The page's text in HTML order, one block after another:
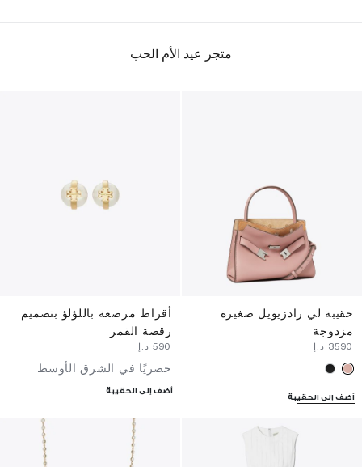
متجر عيد الأم الحب
حقيبة لي رادزيويل صغيرة
مزدوجة
أضف إلى الحقيبة
أقراط مرصعة باللؤلؤ بتصميم
رقصة القمر
حصريًا في الشرق الأوسط
أضف إلى الحقيبة